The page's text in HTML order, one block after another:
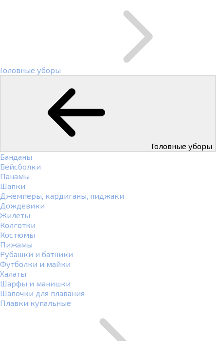
Головные уборы
Головные уборы
Банданы
Бейсболки
Панамы
Шапки
Джемперы, кардиганы, пиджаки
Дождевики
Жилеты
Колготки
Костюмы
Пижамы
Рубашки и батники
Футболки и майки
Халаты
Шарфы и манишки
Шапочки для плавания
Плавки купальные